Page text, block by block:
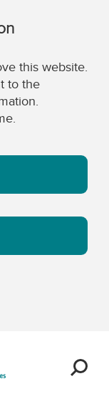
this website.
to the